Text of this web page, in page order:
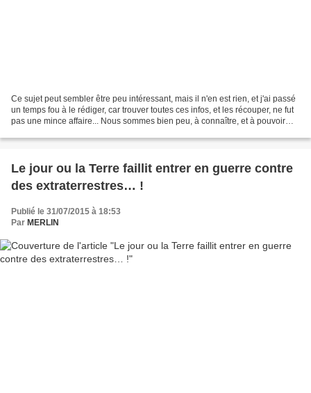
Ce sujet peut sembler être peu intéressant, mais il n'en est rien, et j'ai passé
un temps fou à le rédiger, car trouver toutes ces infos, et les récouper, ne fut
pas une mince affaire... Nous sommes bien peu, à connaître, et à pouvoir
Le jour ou la Terre faillit entrer en guerre contre
des extraterrestres… !
Publié le 31/07/2015 à 18:53
Par MERLIN